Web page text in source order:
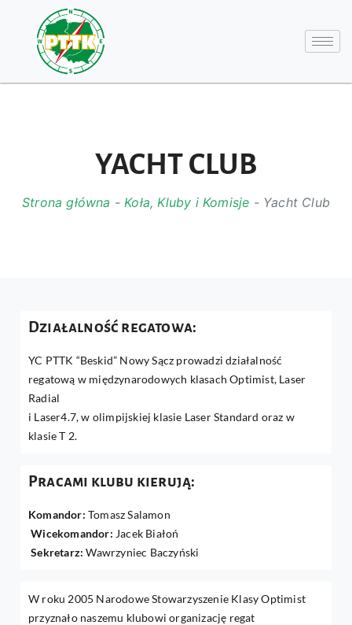
YACHT CLUB
Strona główna -Koła, Kluby i Komisje - Yacht Club
Działalność regatowa:
YC PTTK “Beskid” Nowy Sącz prowadzi działalność
regatową w międzynarodowych klasach Optimist, Laser
Radial
i Laser4.7, w olimpijskiej klasie Laser Standard oraz w
klasie T 2.
Pracami klubu kierują:
Komandor: Tomasz Salamon
Wicekomandor: Jacek Białoń
Sekretarz:Wawrzyniec Baczyński
W roku 2005 Narodowe Stowarzyszenie Klasy Optimist
przyznało naszemu klubowi organizację regat